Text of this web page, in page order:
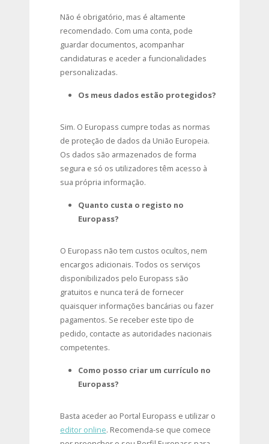
Não é obrigatório, mas é altamente
recomendado. Com uma conta, pode
guardar documentos, acompanhar
candidaturas e aceder a funcionalidades
personalizadas.
Os meus dados estão protegidos?
Sim. O Europass cumpre todas as normas
de proteção de dados da União Europeia.
Os dados são armazenados de forma
segura e só os utilizadores têm acesso à
sua própria informação.
Quanto custa o registo no
Europass?
O Europass não tem custos ocultos, nem
encargos adicionais. Todos os serviços
disponibilizados pelo Europass são
gratuitos e nunca terá de fornecer
quaisquer informações bancárias ou fazer
pagamentos. Se receber este tipo de
pedido, contacte as autoridades nacionais
competentes.
Como posso criar um currículo no
Europass?
Basta aceder ao Portal Europass e utilizar o
editor online. Recomenda-se que comece